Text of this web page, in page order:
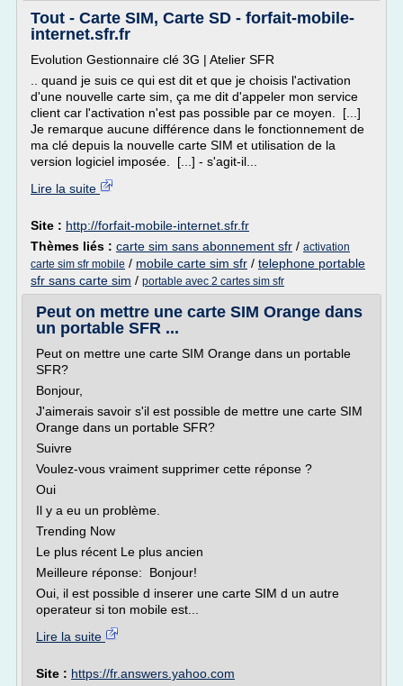
Tout - Carte SIM, Carte SD - forfait-mobile-
internet.sfr.fr
Evolution Gestionnaire clé 3G | Atelier SFR
.. quand je suis ce qui est dit et que je choisis l'activation
d'une nouvelle carte sim, ça me dit d'appeler mon service
client car l'activation n'est pas possible par ce moyen. [...]
Je remarque aucune différence dans le fonctionnement de
ma clé depuis la nouvelle carte SIM et utilisation de la
version logiciel imposée. [...] - s'agit-il...
Lire la suite
Site : http://forfait-mobile-internet.sfr.fr
Thèmes liés : carte sim sans abonnement sfr / activation
carte sim sfr mobile / mobile carte sim sfr / telephone portable
sfr sans carte sim / portable avec 2 cartes sim sfr
Peut on mettre une carte SIM Orange dans
un portable SFR ...
Peut on mettre une carte SIM Orange dans un portable
SFR?
Bonjour,
J'aimerais savoir s'il est possible de mettre une carte SIM
Orange dans un portable SFR?
Suivre
Voulez-vous vraiment supprimer cette réponse ?
Oui
Il y a eu un problème.
Trending Now
Le plus récent Le plus ancien
Meilleure réponse: Bonjour!
Oui, il est possible d inserer une carte SIM d un autre
operateur si ton mobile est...
Lire la suite
Site : https://fr.answers.yahoo.com